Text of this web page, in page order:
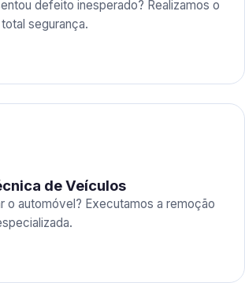
defeito inesperado? Realizamos o
segurança.
de Veículos
o automóvel? Executamos a remoção